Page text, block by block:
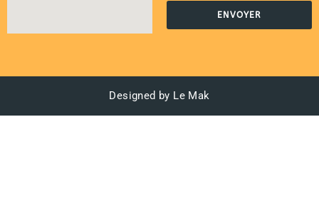
ENVOYER
Designed by Le Mak